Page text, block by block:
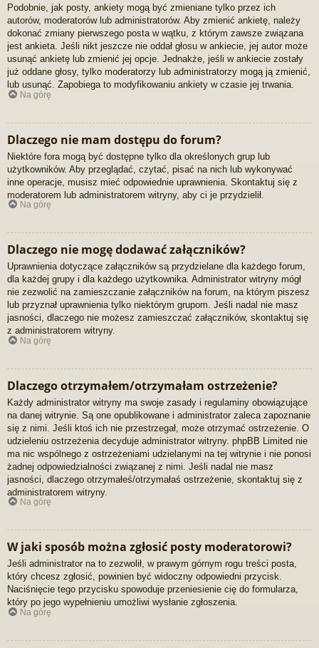
Podobnie, jak posty, ankiety mogą być zmieniane tylko przez ich
autorów, moderatorów lub administratorów. Aby zmienić ankietę, należy
dokonać zmiany pierwszego posta w wątku, z którym zawsze związana
jest ankieta. Jeśli nikt jeszcze nie oddał głosu w ankiecie, jej autor może
usunąć ankietę lub zmienić jej opcje. Jednakże, jeśli w ankiecie zostały
już oddane głosy, tylko moderatorzy lub administratorzy mogą ją zmienić,
lub usunąć. Zapobiega to modyfikowaniu ankiety w czasie jej trwania.
Na górę
Dlaczego nie mam dostępu do forum?
Niektóre fora mogą być dostępne tylko dla określonych grup lub
użytkowników. Aby przeglądać, czytać, pisać na nich lub wykonywać
inne operacje, musisz mieć odpowiednie uprawnienia. Skontaktuj się z
moderatorem lub administratorem witryny, aby ci je przydzielił.
Na górę
Dlaczego nie mogę dodawać załączników?
Uprawnienia dotyczące załączników są przydzielane dla każdego forum,
dla każdej grupy i dla każdego użytkownika. Administrator witryny mógł
nie zezwolić na zamieszczanie załączników na forum, na którym piszesz
lub przyznał uprawnienia tylko niektórym grupom. Jeśli nadal nie masz
jasności, dlaczego nie możesz zamieszczać załączników, skontaktuj się
z administratorem witryny.
Na górę
Dlaczego otrzymałem/otrzymałam ostrzeżenie?
Każdy administrator witryny ma swoje zasady i regulaminy obowiązujące
na danej witrynie. Są one opublikowane i administrator zaleca zapoznanie
się z nimi. Jeśli ktoś ich nie przestrzegał, może otrzymać ostrzeżenie. O
udzieleniu ostrzeżenia decyduje administrator witryny. phpBB Limited nie
ma nic wspólnego z ostrzeżeniami udzielanymi na tej witrynie i nie ponosi
żadnej odpowiedzialności związanej z nimi. Jeśli nadal nie masz
jasności, dlaczego otrzymałeś/otrzymałaś ostrzeżenie, skontaktuj się z
administratorem witryny.
Na górę
W jaki sposób można zgłosić posty moderatorowi?
Jeśli administrator na to zezwolił, w prawym górnym rogu treści posta,
który chcesz zgłosić, powinien być widoczny odpowiedni przycisk.
Naciśnięcie tego przycisku spowoduje przeniesienie cię do formularza,
który po jego wypełnieniu umożliwi wysłanie zgłoszenia.
Na górę